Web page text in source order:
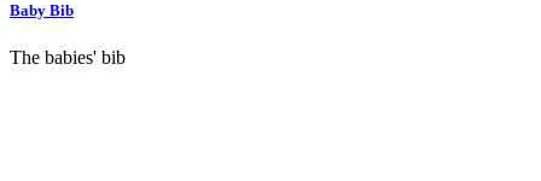
Baby Bib
The babies' bib